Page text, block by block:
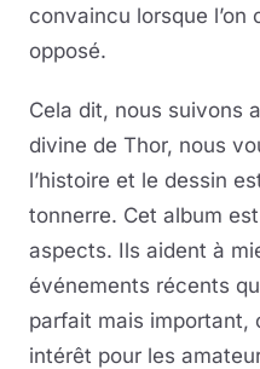
convaincu lorsque l’on
opposé.
Cela dit, nous suivons
divine de Thor, nous
l’histoire et le dessin
tonnerre. Cet album
aspects. Ils aident à
événements récents
parfait mais important,
intérêt pour les